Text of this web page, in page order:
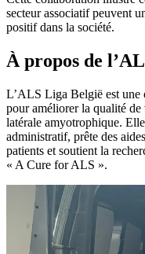
secteur associatif peuvent
positif dans la société.
À propos de
L’ALS Liga België est
pour améliorer la qualité de
latérale amyotrophique.
administratif, prête des
patients et soutient la
« A Cure for ALS ».